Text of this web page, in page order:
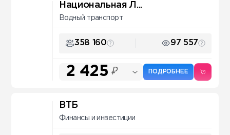
Национальная Л...
Водный транспорт
358 160 97 557
2 425 ₽ ПОДРОБНЕЕ
ВТБ
Финансы и инвестиции